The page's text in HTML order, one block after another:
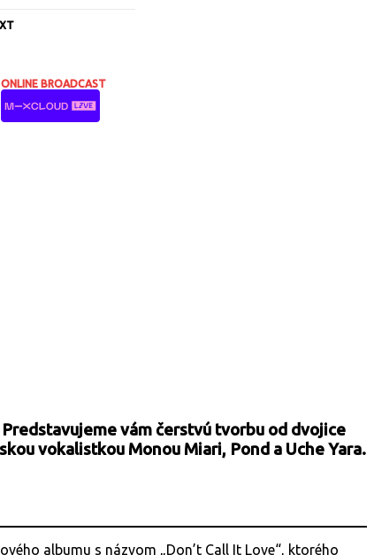
ONLINE BROADCAST
vám čerstvú tvorbu od dvojice
vokalistkou Monou Miari, Pond a Uche Yara.
albumu s názvom „Don’t Call It Love“, ktorého